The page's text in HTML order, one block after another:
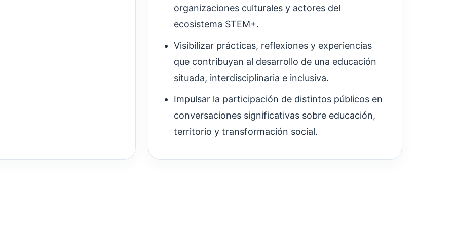
organizaciones culturales y actores del
ecosistema STEM+.
Visibilizar prácticas, reflexiones y experiencias
que contribuyan al desarrollo de una educación
situada, interdisciplinaria e inclusiva.
Impulsar la participación de distintos públicos en
conversaciones significativas sobre educación,
territorio y transformación social.